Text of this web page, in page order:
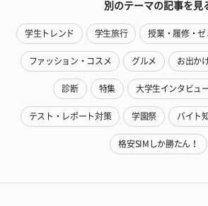
別のテーマの記事を見
学生トレンド 学生旅行 授業・履修・ゼ
ファッション・コスメ グルメ お出か
診断 特集 大学生インタビュ
テスト・レポート対策 学園祭 バイト
格安SIMしか勝たん！